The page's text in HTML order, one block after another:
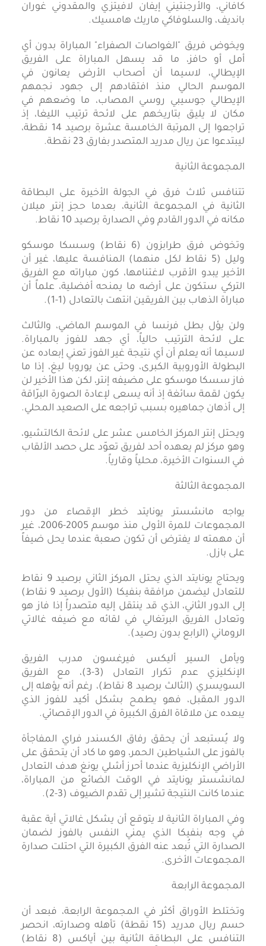
كافاني، والأرجنتيني إيفان لافيتزي والمقدوني غوران
بانديف، والسلوفاكي ماريك هامسيك.
ويخوض فريق "الغواصات الصفراء" المباراة بدون أي
أمل أو حافز، ما قد يسهل المباراة على الفريق
الإيطالي، لاسيما أن أصحاب الأرض يعانون في
الموسم الحالي منذ افتقادهم إلى جهود نجمهم
الإيطالي جوسيبي روسي المصاب، ما وضعهم في
مكان لا يليق بتاريخهم على لائحة ترتيب الليغا، إذ
تراجعوا إلى المرتبة الخامسة عشرة برصيد 14 نقطة،
ليبتدعوا عن ريال مدريد المتصدر بفارق 23 نقطة.
المجموعة الثانية
تتنافس ثلاث فرق في الجولة الأخيرة على البطاقة
الثانية في المجموعة الثانية، بعدما حجز إنتر ميلان
مكانه في الدور القادم وفي الصدارة برصيد 10 نقاط.
وتخوض فرق طرابزون (6 نقاط) وسسكا موسكو
وليل (5 نقاط لكل منهما) المنافسة عليها، غير أن
الأخير يبدو الأقرب لاغتنامها، كون مباراته مع الفريق
التركي ستكون على أرضه ما يمنحه أفضلية، علماً أن
مباراة الذهاب بين الفريقين انتهت بالتعادل (1-1).
ولن يؤل بطل فرنسا في الموسم الماضي، والثالث
على لائحة الترتيب حالياً، أي جهد للفوز بالمباراة.
لاسيما أنه يعلم أن أي نتيجة غير الفوز تعني إبعاده عن
البطولة الأوروبية الكبرى، وحتى عن يوروبا ليغ، إذا ما
فاز سسكا موسكو على مضيفه إنتر، لكن هذا الأخير لن
يكون لقمة سائغة إذ أنه يسعى لإعادة الصورة البرّاقة
إلى أذهان جماهيره بسبب تراجعه على الصعيد المحلي.
ويحتل إنتر المركز الخامس عشر على لائحة الكالتشيو،
وهو مركز لم يعهده أحد لفريق تعوّد على حصد الألقاب
في السنوات الأخيرة، محلياً وقارياً.
المجموعة الثالثة
يواجه مانشستر يونايتد خطر الإقصاء من دور
المجموعات للمرة الأولى منذ موسم 2005-2006، غير
أن مهمته لا يفترض أن تكون صعبة عندما يحل ضيفاً
على بازل.
ويحتاج يونايتد الذي يحتل المركز الثاني برصيد 9 نقاط
للتعادل ليضمن مرافقة بنفيكا (الأول برصيد 9 نقاط)
إلى الدور الثاني، الذي قد ينتقل إليه متصدراً إذا فاز هو
وتعادل الفريق البرتغالي في لقائه مع ضيفه غالاتي
الروماني (الرابع بدون رصيد).
ويأمل السير أليكس فيرغسون مدرب الفريق
الإنكليزي عدم تكرار التعادل (3-3)، مع الفريق
السويسري (الثالث برصيد 8 نقاط)، رغم أنه يؤهله إلى
الدور المقبل، فهو يطمح بشكل أكيد للفوز الذي
يبعده عن ملاقاة الفرق الكبيرة في الدور الإقصائي.
ولا يُستبعد أن يحقق رفاق الكسندر فراي المفاجأة
بالفوز على الشياطين الحمر، وهو ما كاد أن يتحقق على
الأراضي الإنكليزية عندما أحرز أشلي يونغ هدف التعادل
لمانشستر يونايتد في الوقت الضائع من المباراة،
عندما كانت النتيجة تشير إلى تقدم الضيوف (3-2).
وفي المباراة الثانية لا يتوقع أن يشكل غالاتي أية عقبة
في وجه بنفيكا الذي يمني النفس بالفوز لضمان
الصدارة التي تُبعد عنه الفرق الكبيرة التي احتلت صدارة
المجموعات الأخرى.
المجموعة الرابعة
وتختلط الأوراق أكثر في المجموعة الرابعة، فبعد أن
حسم ريال مدريد (15 نقطة) تأهله وصدارته، انحصر
التنافس على البطاقة الثانية بين أياكس (8 نقاط)